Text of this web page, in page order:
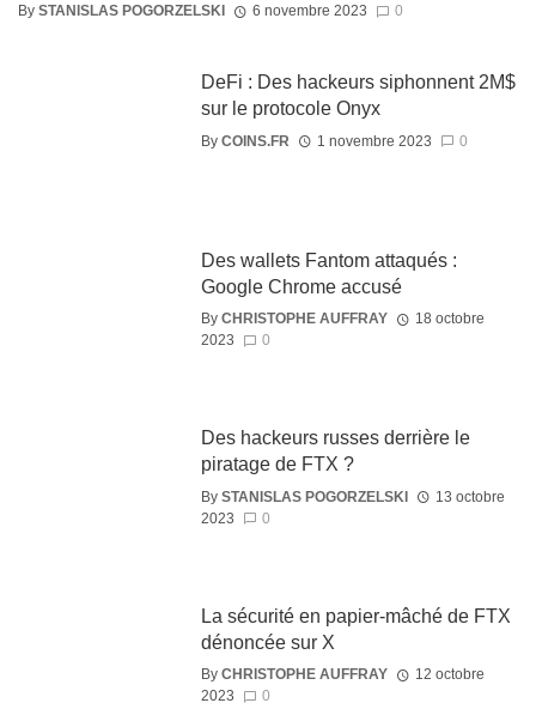
By STANISLAS POGORZELSKI 6 novembre 2023 0
DeFi : Des hackeurs siphonnent 2M$
sur le protocole Onyx
By COINS.FR 1 novembre 2023 0
Des wallets Fantom attaqués :
Google Chrome accusé
By CHRISTOPHE AUFFRAY
18 octobre
2023
0
Des hackeurs russes derrière le
piratage de FTX ?
By STANISLAS POGORZELSKI
13 octobre
2023
0
La sécurité en papier-mâché de FTX
dénoncée sur X
By CHRISTOPHE AUFFRAY
12 octobre
2023
0